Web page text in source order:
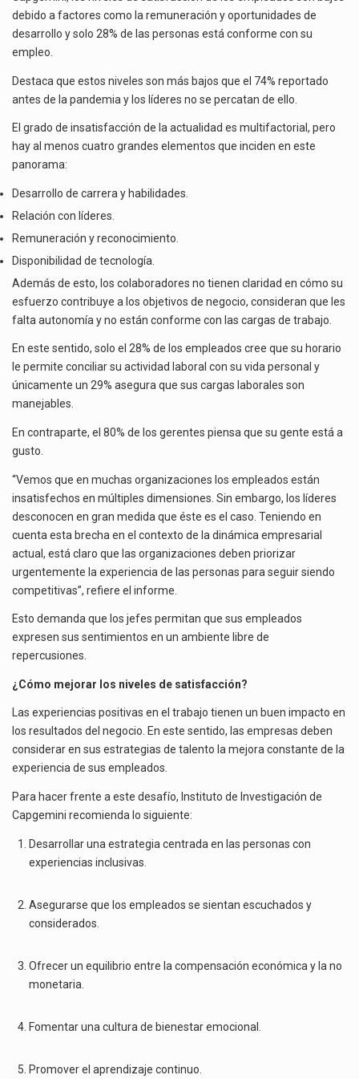
El Tribunal Federal de Justicia Administrativa (TFJA), a través de su Segunda Sala Regional en…
El Gobierno de Estados Unidos ha procesado la devolución de aproximadamente 100,000 millones de dólares…
SIENTE
SATISFECHA
EMPLEO
debido a factores como la remuneración y oportunidades de
desarrollo y solo 28% de las personas está conforme con su
empleo.
Destaca que estos niveles son más bajos que el 74% reportado
antes de la pandemia y los líderes no se percatan de ello.
El grado de insatisfacción de la actualidad es multifactorial, pero
hay al menos cuatro grandes elementos que inciden en este
panorama:
Desarrollo de carrera y habilidades.
Relación con líderes.
Remuneración y reconocimiento.
Disponibilidad de tecnología.
Además de esto, los colaboradores no tienen claridad en cómo su
esfuerzo contribuye a los objetivos de negocio, consideran que les
falta autonomía y no están conforme con las cargas de trabajo.
En este sentido, solo el 28% de los empleados cree que su horario
le permite conciliar su actividad laboral con su vida personal y
únicamente un 29% asegura que sus cargas laborales son
manejables.
En contraparte, el 80% de los gerentes piensa que su gente está a
gusto.
“Vemos que en muchas organizaciones los empleados están
insatisfechos en múltiples dimensiones. Sin embargo, los líderes
desconocen en gran medida que éste es el caso. Teniendo en
cuenta esta brecha en el contexto de la dinámica empresarial
actual, está claro que las organizaciones deben priorizar
urgentemente la experiencia de las personas para seguir siendo
competitivas”, refiere el informe.
Esto demanda que los jefes permitan que sus empleados
expresen sus sentimientos en un ambiente libre de
repercusiones.
¿Cómo mejorar los niveles de satisfacción?
Las experiencias positivas en el trabajo tienen un buen impacto en
los resultados del negocio. En este sentido, las empresas deben
considerar en sus estrategias de talento la mejora constante de la
experiencia de sus empleados.
Para hacer frente a este desafío, Instituto de Investigación de
Capgemini recomienda lo siguiente:
Desarrollar una estrategia centrada en las personas con
experiencias inclusivas.
Asegurarse que los empleados se sientan escuchados y
considerados.
Ofrecer un equilibrio entre la compensación económica y la no
monetaria.
Fomentar una cultura de bienestar emocional.
Promover el aprendizaje continuo.